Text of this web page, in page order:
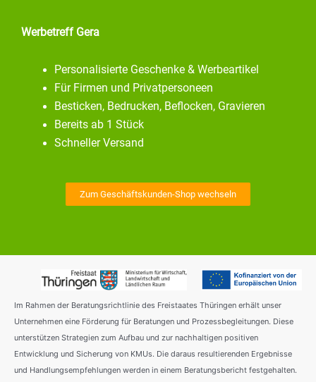
Werbetreff Gera
Personalisierte Geschenke & Werbeartikel
Für Firmen und Privatpersoneen
Besticken, Bedrucken, Beflocken, Gravieren
Bereits ab 1 Stück
Schneller Versand
Zum Geschäftskunden-Shop wechseln
Im Rahmen der Beratungsrichtlinie des Freistaates Thüringen erhält unser
Unternehmen eine Förderung für Beratungen und Prozessbegleitungen. Diese
unterstützen Strategien zum Aufbau und zur nachhaltigen positiven
Entwicklung und Sicherung von KMUs. Die daraus resultierenden Ergebnisse
und Handlungsempfehlungen werden in einem Beratungsbericht festgehalten.